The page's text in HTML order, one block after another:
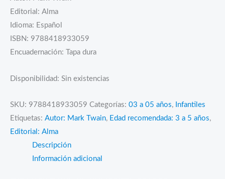
Editorial: Alma
Idioma: Español
ISBN: 9788418933059
Encuadernación: Tapa dura
Disponibilidad: Sin existencias
SKU: 9788418933059 Categorías: 03 a 05 años, Infantiles
Etiquetas: Autor: Mark Twain, Edad recomendada: 3 a 5 años,
Editorial: Alma
Descripción
Información adicional